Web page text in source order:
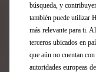
búsqueda, y
también puede utilizar
más relevante para ti.
terceros ubicados en
que aún no cuentan
autoridades europeas